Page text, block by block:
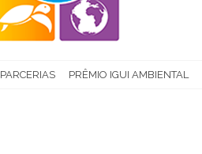
PARCERIAS PRÊMIO IGUI AMBIENTAL